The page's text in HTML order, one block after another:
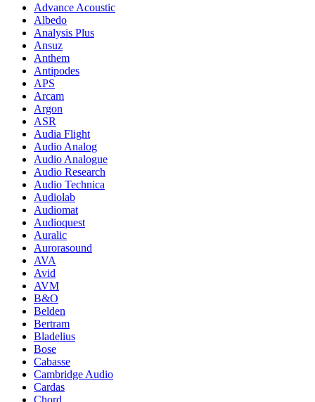
Advance Acoustic
Albedo
Analysis Plus
Ansuz
Anthem
Antipodes
APS
Arcam
Argon
ASR
Audia Flight
Audio Analog
Audio Analogue
Audio Research
Audio Technica
Audiolab
Audiomat
Audioquest
Auralic
Aurorasound
AVA
Avid
AVM
B&O
Belden
Bertram
Bladelius
Bose
Cabasse
Cambridge Audio
Cardas
Chord